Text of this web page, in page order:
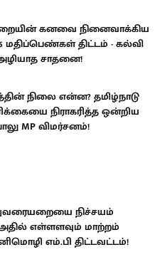
கனவை நினைவாக்கிய
திட்டம் - கல்வி
சாதனை!
நிலை என்ன? தமிழ்நாடு
நிராகரித்த ஒன்றிய
MP விமர்சனம்!
நிச்சயம்
எள்ளளவும் மாற்றம்
எம்.பி திட்டவட்டம்!